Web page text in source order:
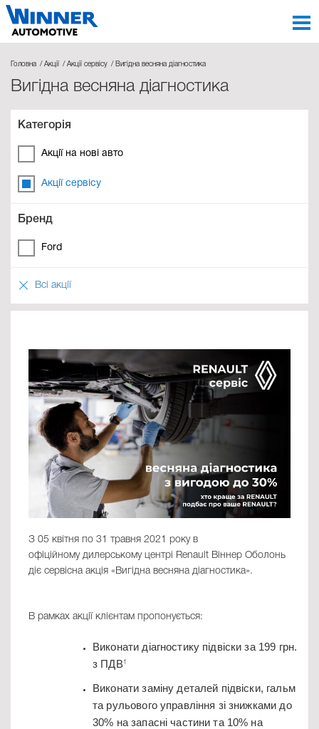
Головна Акції Акції сервісу Вигідна весняна діагностика
Вигідна весняна діагностика
Категорія
Акції на нові авто
Акції сервісу
Бренд
Ford
Всі акції
З 05 квітня по 31 травня 2021 року в
офіційному дилерському центрі Renault Віннер Оболонь
діє сервісна акція «Вигідна весняна діагностика».
В рамках акції клієнтам пропонується:
Виконати діагностику підвіски за 199 грн.
з ПДВ
Виконати заміну деталей підвіски, гальм
та рульового управління зі знижками до
30% на запасні частини та 10% на